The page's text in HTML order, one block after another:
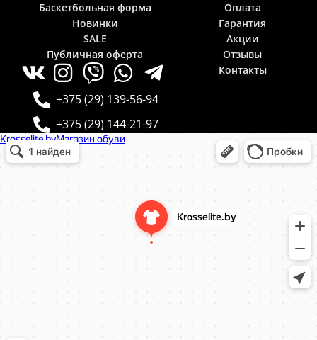
Баскетбольная форма
Новинки
SALE
Публичная оферта
+375 (29) 139-56-94
+375 (29) 144-21-97
Оплата
Гарантия
Акции
Отзывы
Контакты
Krosselite.by
Информационный интернет-сайт в Минске